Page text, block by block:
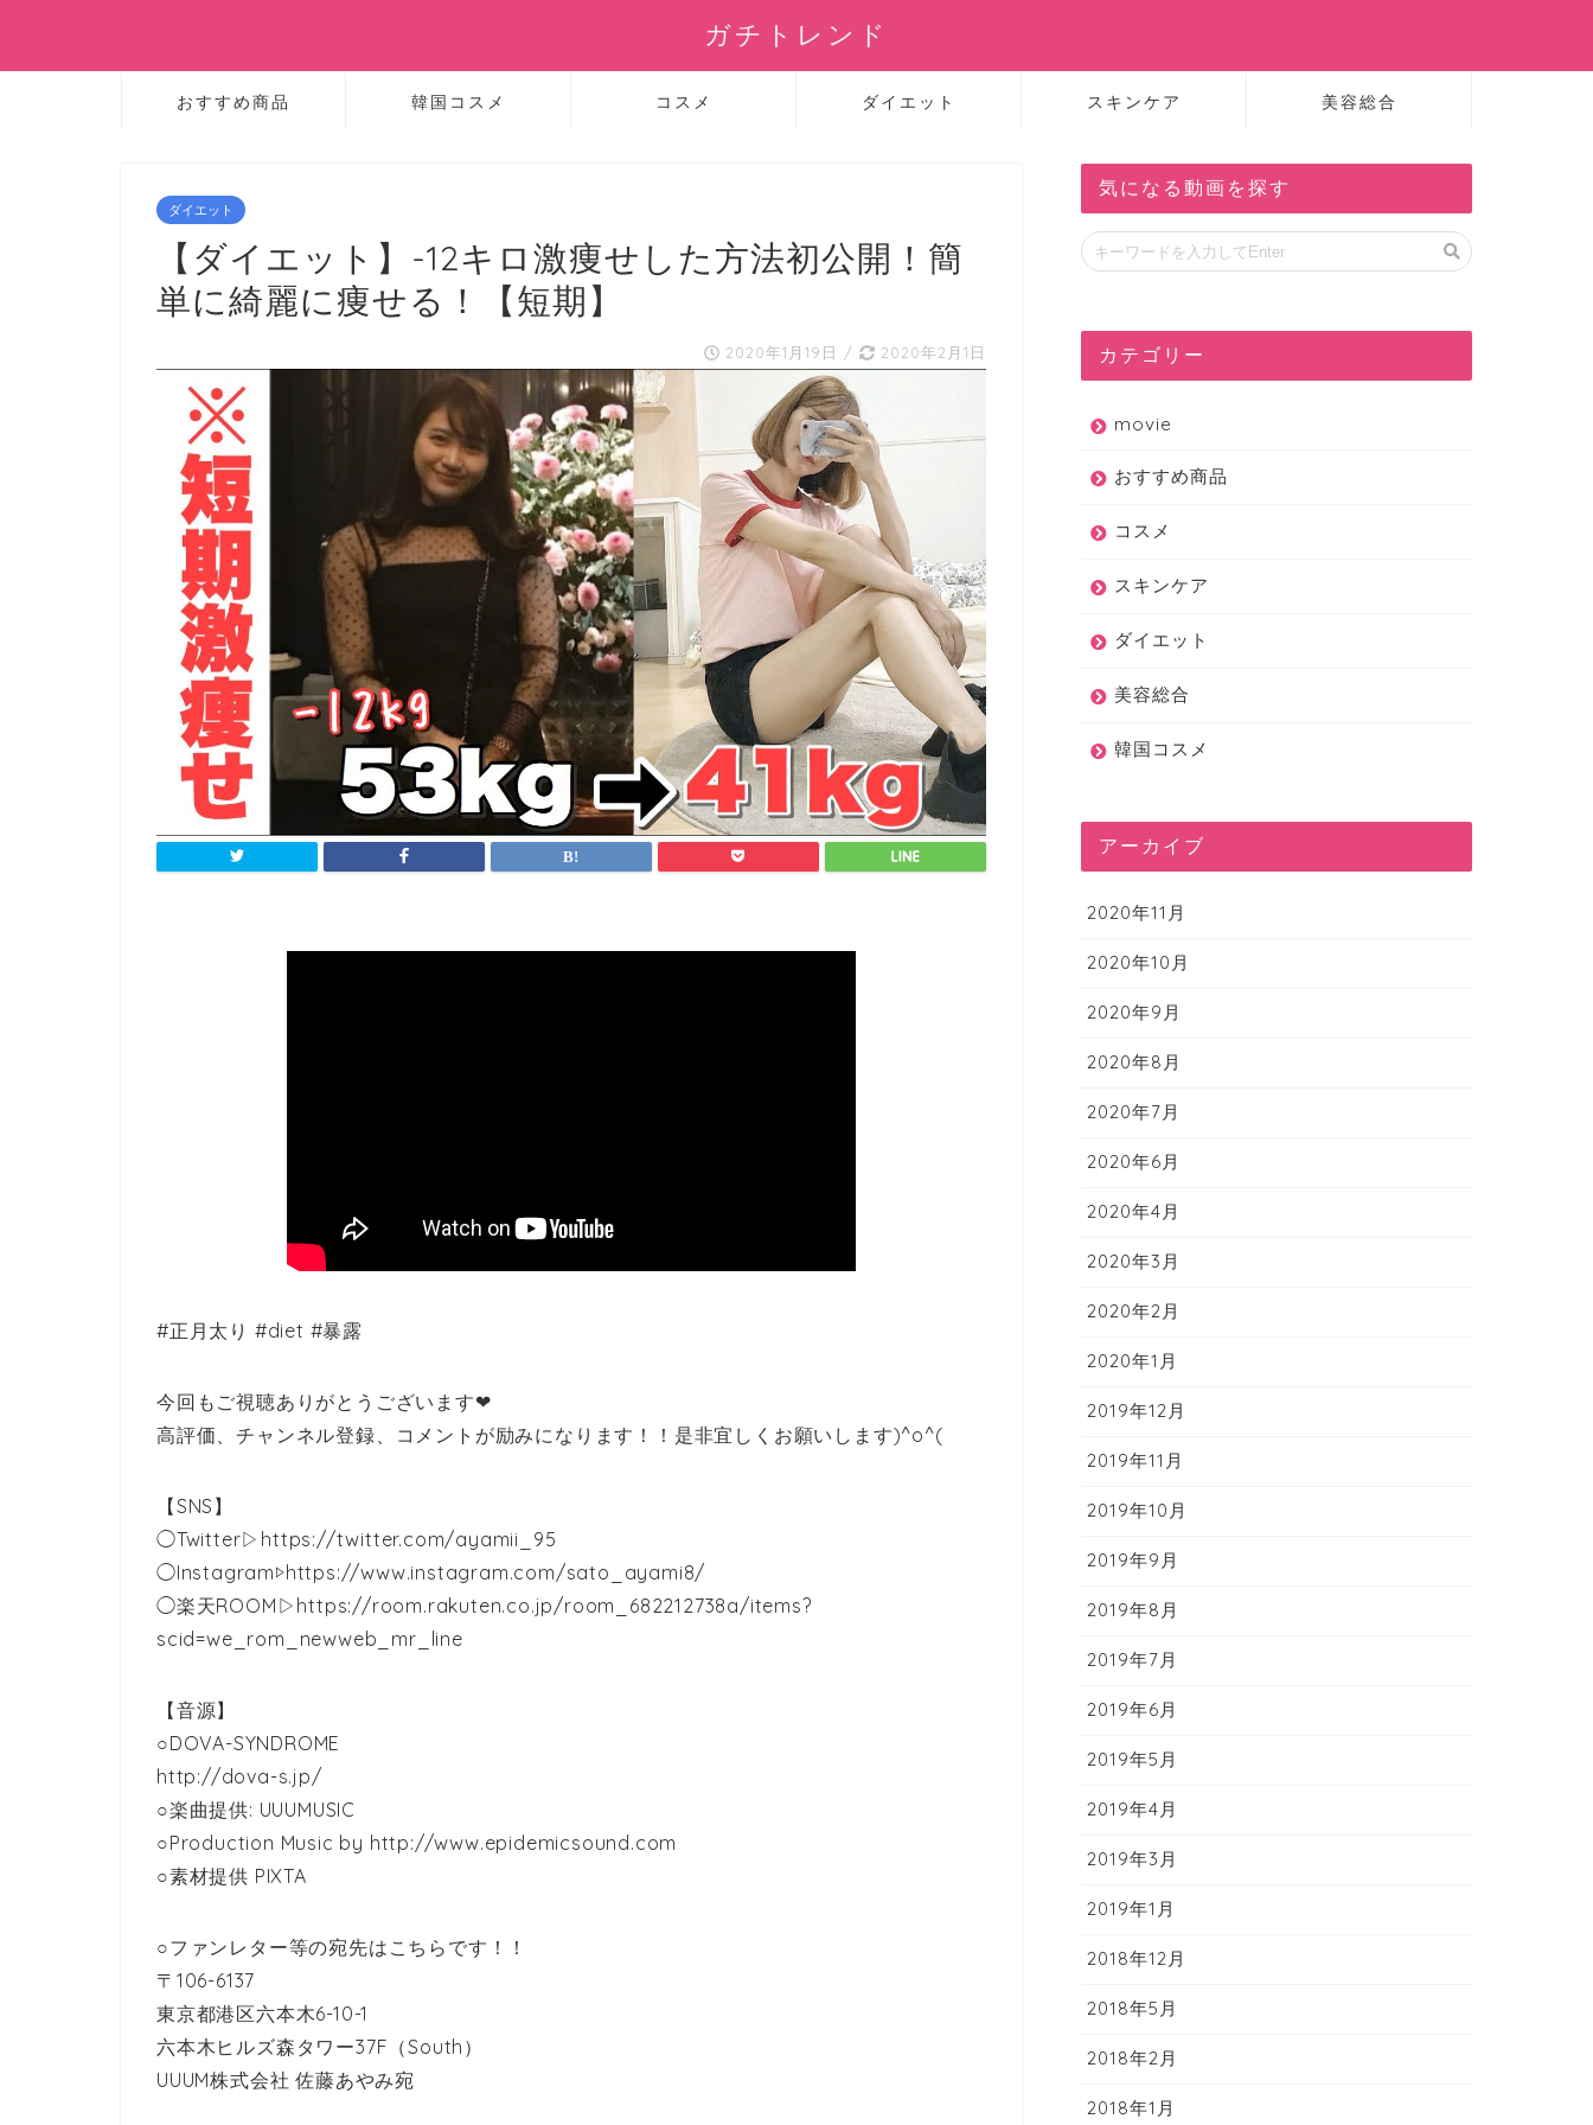
ガチトレンド
おすすめ商品 韓国コスメ コスメ ダイエット スキンケア 美容総合
ダイエット
【ダイエット】-12キロ激痩せした方法初公開！簡
単に綺麗に痩せる！【短期】
2020年1月19日 / 2020年2月1日
#正月太り #diet #暴露
今回もご視聴ありがとうございます❤︎
高評価、チャンネル登録、コメントが励みになります！！是非宜しくお願いします)^o^(
【SNS】
◯Twitter▷https://twitter.com/ayamii_95
◯Instagram▷https://www.instagram.com/sato_ayami8/
◯楽天ROOM▷https://room.rakuten.co.jp/room_682212738a/items?
scid=we_rom_newweb_mr_line
【音源】
○DOVA-SYNDROME
http://dova-s.jp/
○楽曲提供: UUUMUSIC
○Production Music by http://www.epidemicsound.com
○素材提供 PIXTA
○ファンレター等の宛先はこちらです！！
〒106-6137
東京都港区六本木6-10-1
六本木ヒルズ森タワー37F（South）
UUUM株式会社 佐藤あやみ宛
気になる動画を探す
カテゴリー
movie
おすすめ商品
コスメ
スキンケア
ダイエット
美容総合
韓国コスメ
アーカイブ
2020年11月
2020年10月
2020年9月
2020年8月
2020年7月
2020年6月
2020年4月
2020年3月
2020年2月
2020年1月
2019年12月
2019年11月
2019年10月
2019年9月
2019年8月
2019年7月
2019年6月
2019年5月
2019年4月
2019年3月
2019年1月
2018年12月
2018年5月
2018年2月
2018年1月